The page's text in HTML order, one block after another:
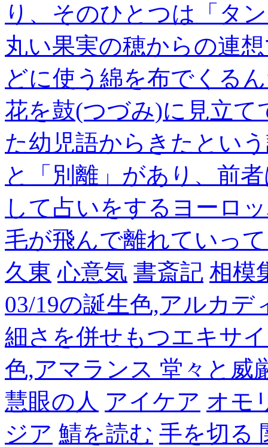
り、そのひとつは「タ
丸い果実の穂からの連
どに使う綿を布でくる
花を鼓(つづみ)に見立
た幼児語からきたとい
と「別離」があり、前
して占いをするヨーロ
毛が飛んで離れていっ
久東 心意気 書斎記 相模
03/19の誕生色,アルカ
細さを併せもつエキサ
色,アマランス 堂々と威
慧眼の人 アイケア オモ
ジア 鯖を読む 手を切る